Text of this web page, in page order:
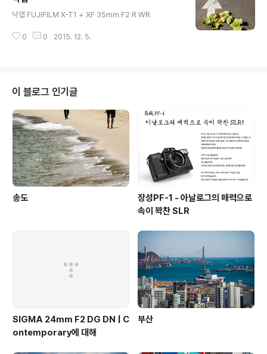
낙엽 FUJIFILM X-T1 + XF 35mm F2 R WR
0 0 2015. 12. 5.
이 블로그 인기글
송도
장성PF-1 - 아날로그의 매력으로
속이 꽉찬 SLR
SIGMA 24mm F2 DG DN | C
ontemporary에 대해
부산